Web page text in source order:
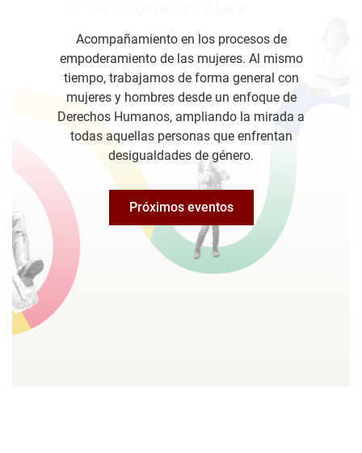
Acompañamiento en los procesos de
empoderamiento de las mujeres. Al mismo
tiempo, trabajamos de forma general con
mujeres y hombres desde un enfoque de
Derechos Humanos, ampliando la mirada a
todas aquellas personas que enfrentan
desigualdades de género.
Próximos eventos